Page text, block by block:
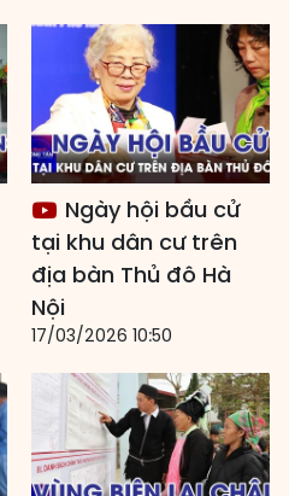
Ngày hội bầu cử
tại khu dân cư trên
địa bàn Thủ đô Hà
Nội
17/03/2026 10:50